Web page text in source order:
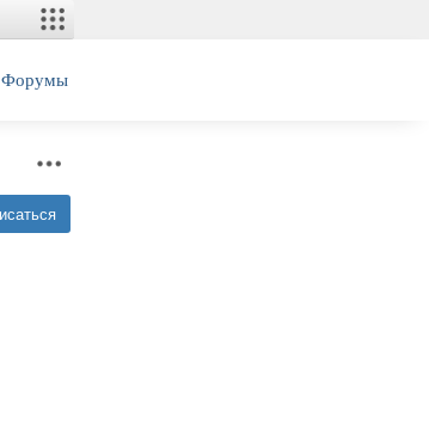
Форумы